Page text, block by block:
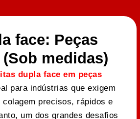
face: Peças
medidas)
dupla face em peças
para indústrias que exigem
colagem precisos, rápidos e
um dos grandes desafios